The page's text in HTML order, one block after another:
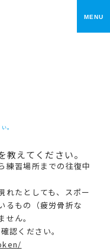
メニ
。
教えてください。
練習場所までの往復中
れたとしても、スポー
るもの（疲労骨折な
ん。
認ください。